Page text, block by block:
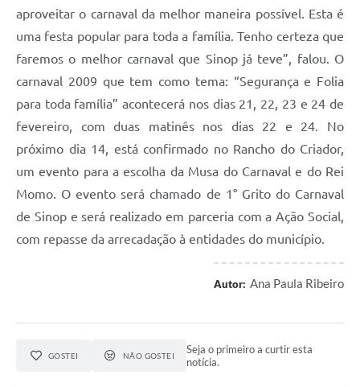
aproveitar o carnaval da melhor maneira possível. Esta é
uma festa popular para toda a família. Tenho certeza que
faremos o melhor carnaval que Sinop já teve”, falou. O
carnaval 2009 que tem como tema: “Segurança e Folia
para toda família” acontecerá nos dias 21, 22, 23 e 24 de
fevereiro, com duas matinês nos dias 22 e 24. No
próximo dia 14, está confirmado no Rancho do Criador,
um evento para a escolha da Musa do Carnaval e do Rei
Momo. O evento será chamado de 1° Grito do Carnaval
de Sinop e será realizado em parceria com a Ação Social,
com repasse da arrecadação à entidades do município.
Autor: Ana Paula Ribeiro
GOSTEI NÃO GOSTEI
Seja o primeiro a curtir esta
notícia.